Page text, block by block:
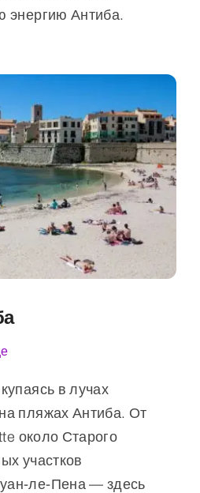
энергию Антиба.
в лучах
пляжах Антиба. От
около Старого
участков
ле-Пена — здесь